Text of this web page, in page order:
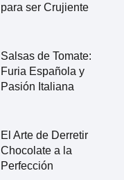
para ser Crujiente
Salsas de Tomate:
Furia Española y
Pasión Italiana
El Arte de Derretir
Chocolate a la
Perfección